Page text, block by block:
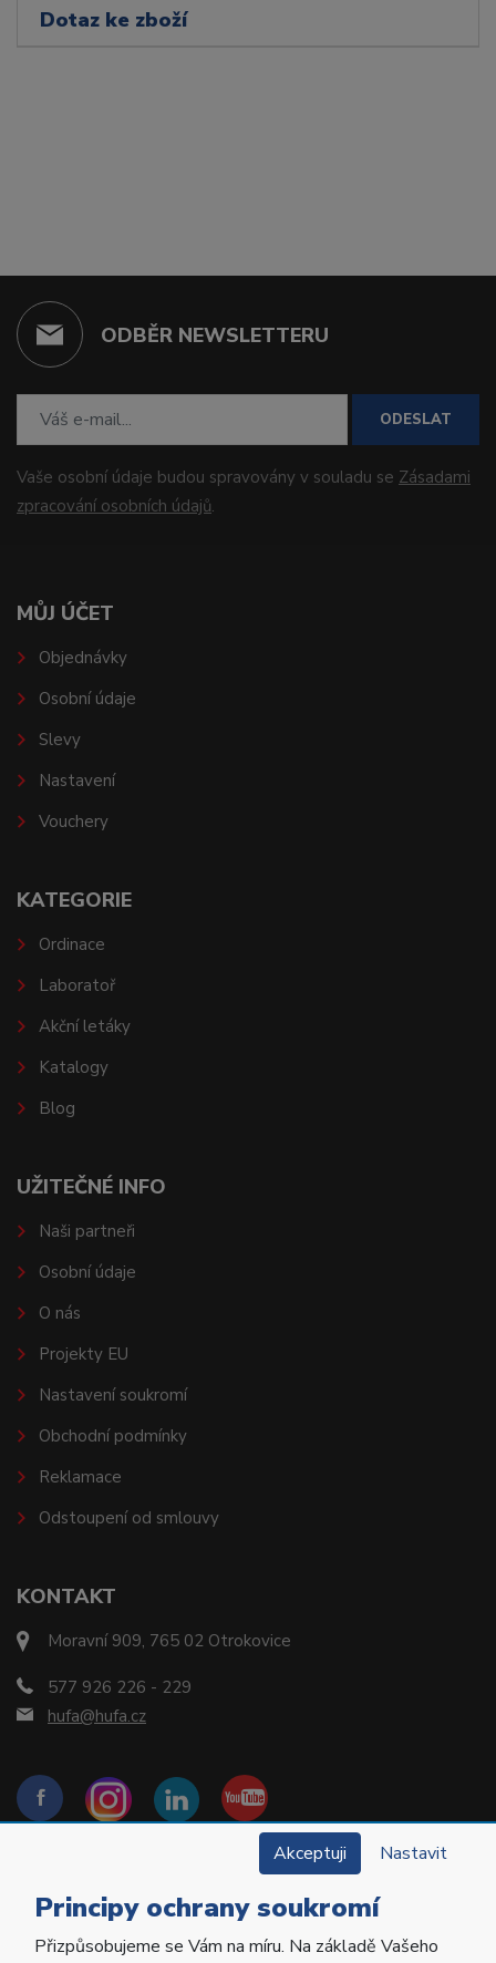
Dotaz ke zboží
ODBĚR NEWSLETTERU
ODESLAT
Vaše osobní údaje budou spravovány v souladu se Zásadami
zpracování osobních údajů.
KONTAKT
Moravní 909, 765 02 Otrokovice
577 926 226 - 229
hufa@hufa.cz
MŮJ ÚČET
Objednávky
Osobní údaje
Slevy
Nastavení
Vouchery
KATEGORIE
Ordinace
Laboratoř
Akční letáky
Katalogy
Blog
UŽITEČNÉ INFO
Naši partneři
Osobní údaje
O nás
Projekty EU
Nastavení soukromí
Obchodní podmínky
Reklamace
Odstoupení od smlouvy
Copyright © 2022 Hu-Fa Dental a.s. Všechna práva
Akceptuji Nastavit
Principy ochrany soukromí
Přizpůsobujeme se Vám na míru. Na základě Vašeho